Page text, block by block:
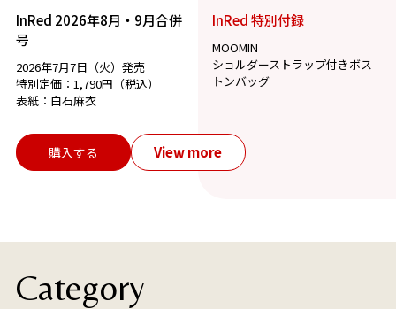
InRed 2026年8月・9月合併
号
2026年7月7日（火）発売
特別定価：1,790円（税込）
表紙：白石麻衣
InRed 特別付録
MOOMIN
ショルダーストラップ付きボス
トンバッグ
購入する View more
Category